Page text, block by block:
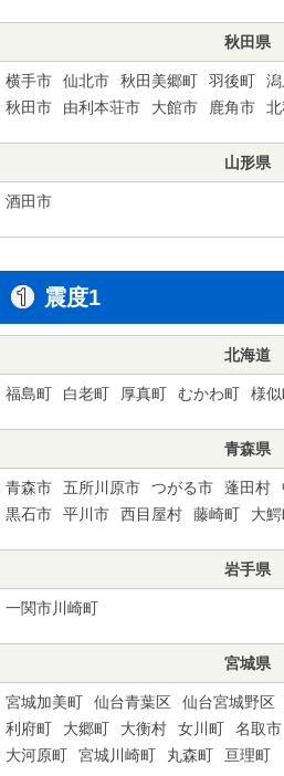
秋田県
横手市 仙北市 秋田美郷町 羽後町
秋田市
由利本荘市 大館市 鹿角市
山形県
酒田市
震度1
北海道
福島町 白老町 厚真町 むかわ町 様
青森県
青森市 五所川原市 つがる市 蓬田村
黒石市
平川市 西目屋村 藤崎町 大
岩手県
一関市川崎町
宮城県
宮城加美町 仙台青葉区 仙台宮城野区
利府町
大郷町 大衡村 女川町 名取市
大河原町
宮城川崎町 丸森町 亘理町